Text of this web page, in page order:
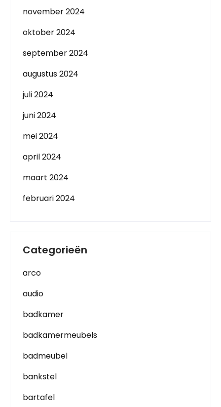
november 2024
oktober 2024
september 2024
augustus 2024
juli 2024
juni 2024
mei 2024
april 2024
maart 2024
februari 2024
Categorieën
arco
audio
badkamer
badkamermeubels
badmeubel
bankstel
bartafel